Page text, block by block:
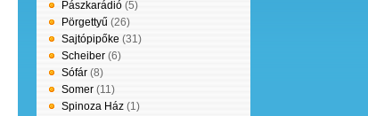
Pászkarádió (5)
Pörgettyű (26)
Sajtópipőke (31)
Scheiber (6)
Sófár (8)
Somer (11)
Spinoza Ház (1)